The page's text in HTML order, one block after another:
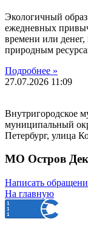
Экологичный
ежедневных
времени или
природным
Подробнее »
27.07.2026 11:09
Внутригородское
муниципальный
Петербург, улица
МО Остров
Написать
На главную